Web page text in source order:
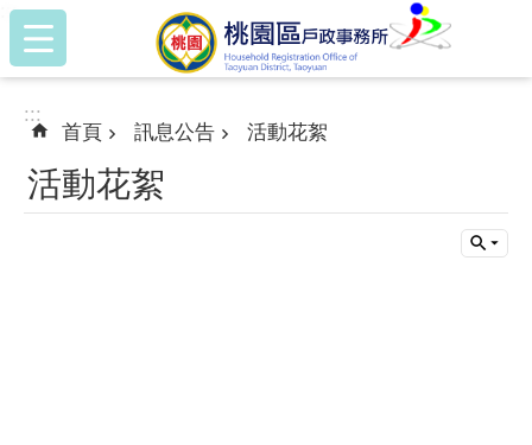
跳到主要內容區塊
:::
:::
首頁 訊息公告 活動花絮
活動花絮